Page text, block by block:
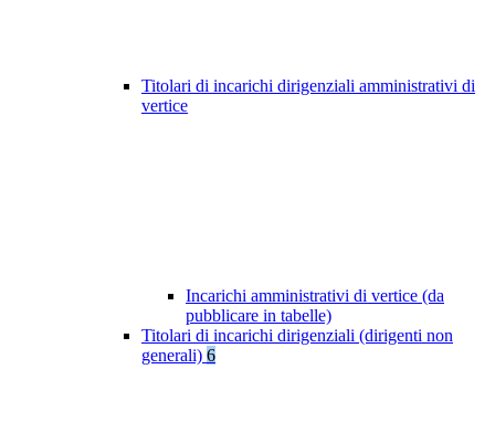
Titolari di incarichi dirigenziali amministrativi di
vertice
Incarichi amministrativi di vertice (da
pubblicare in tabelle)
Titolari di incarichi dirigenziali (dirigenti non
generali) 6